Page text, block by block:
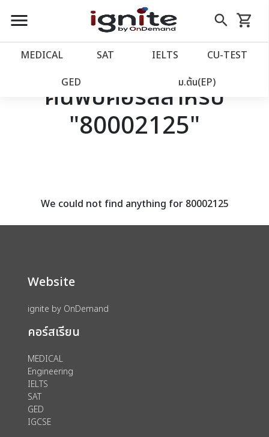
close
account_balance หน้าแรก
เว็บไซต์อิกไนท์
โปรโมชั่น
assignment ลงทะเบียน
menu search
Skip
to
shopping_cart
รถเข็น
MEDICAL SAT IELTS CU‑TEST
GED ม.ต้น(EP)
ค้นพบคอร์สสำหรับ
"80002125"
We could not find anything for 80002125
Website
ignite by OnDemand
คอร์สเรียน
MEDICAL
Engineering
IELTS
SAT
GED
IGCSE